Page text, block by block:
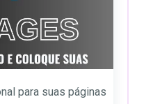
para suas páginas